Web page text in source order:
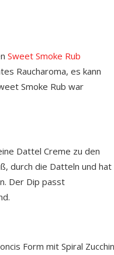
Sweet Smoke Rub
Raucharoma, es kann
Smoke Rub war
Dattel Creme zu den
durch die Datteln und hat
Der Dip passt